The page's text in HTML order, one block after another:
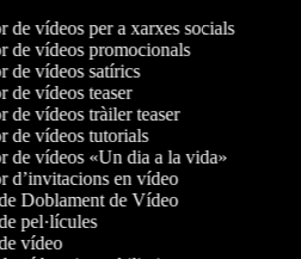
de vídeos per a xarxes socials
de vídeos promocionals
de vídeos satírics
vídeos teaser
de vídeos tràiler teaser
de vídeos tutorials
de vídeos «Un dia a la vida»
d’invitacions en vídeo
Doblament de Vídeo
pel·lícules
vídeo